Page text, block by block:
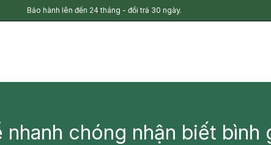
Bảo hành lên đến 24 tháng - đổi trả 30 ngày.
chóng nhận biết